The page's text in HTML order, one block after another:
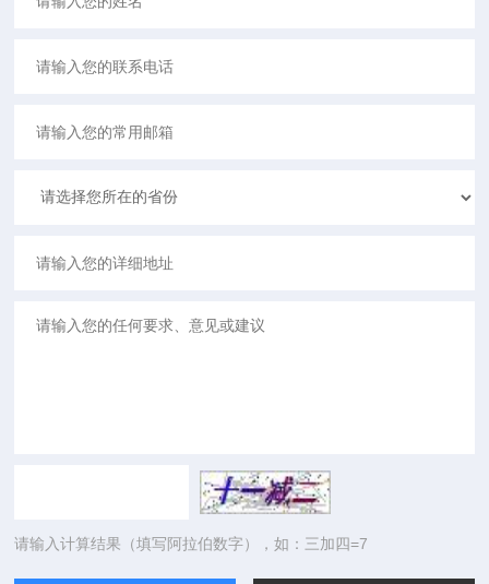
请输入计算结果（填写阿拉伯数字），如：三加四=7